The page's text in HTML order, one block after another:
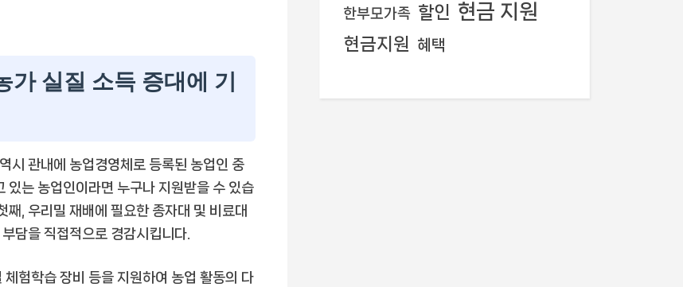
가 실질 소득 증대에 기
시 관내에 농업경영체로 등록된 농업인 중
있는 농업인이라면 누구나 지원받을 수 있습
째, 우리밀 재배에 필요한 종자대 및 비료대
담을 직접적으로 경감시킵니다.
험학습 장비 등을 지원하여 농업 활동의 다
한부모가족 할인 현금 지원
현금지원 혜택